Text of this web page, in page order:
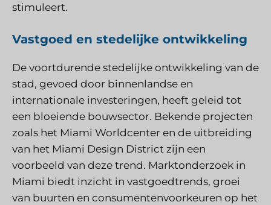
stimuleert.
Vastgoed en stedelijke ontwikkeling
De voortdurende stedelijke ontwikkeling van de
stad, gevoed door binnenlandse en
internationale investeringen, heeft geleid tot
een bloeiende bouwsector. Bekende projecten
zoals het Miami Worldcenter en de uitbreiding
van het Miami Design District zijn een
voorbeeld van deze trend. Marktonderzoek in
Miami biedt inzicht in vastgoedtrends, groei
van buurten en consumentenvoorkeuren op het